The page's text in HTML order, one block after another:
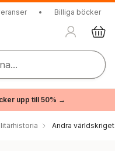
• Billiga böcker
upp till 50% →
Andra världskriget